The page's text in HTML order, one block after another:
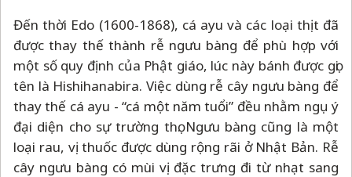
Đến thời Edo (1600-1868), cá ayu và các loại thịt đã
được thay thế thành rễ ngưu bàng để phù hợp với
một số quy định của Phật giáo, lúc này bánh được gọi
tên là Hishihanabira. Việc dùng rễ cây ngưu bàng để
thay thế cá ayu - “cá một năm tuổi” đều nhằm ngụ ý
đại diện cho sự trường thọ. Ngưu bàng cũng là một
loại rau, vị thuốc được dùng rộng rãi ở Nhật Bản. Rễ
cây ngưu bàng có mùi vị đặc trưng đi từ nhạt sang